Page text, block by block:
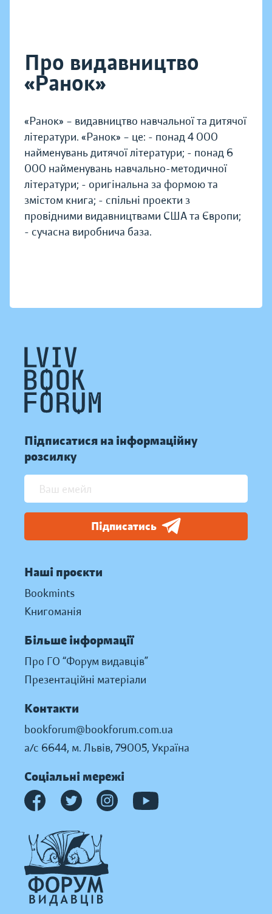
Про видавництво
«Ранок»
«Ранок» – видавництво навчальної та дитячої
літератури. «Ранок» – це: - понад 4 000
найменувань дитячої літератури; - понад 6
000 найменувань навчально-методичної
літератури; - оригінальна за формою та
змістом книга; - спільні проекти з
провідними видавництвами США та Європи;
- сучасна виробнича база.
Підписатися на інформаційну
розсилку
Підписатись
Наші проєкти
Bookmints
Книгоманія
Більше інформації
Про ГО “Форум видавців”
Презентаційні матеріали
Контакти
bookforum@bookforum.com.ua
а/с 6644, м. Львів, 79005, Україна
Соціальні мережі